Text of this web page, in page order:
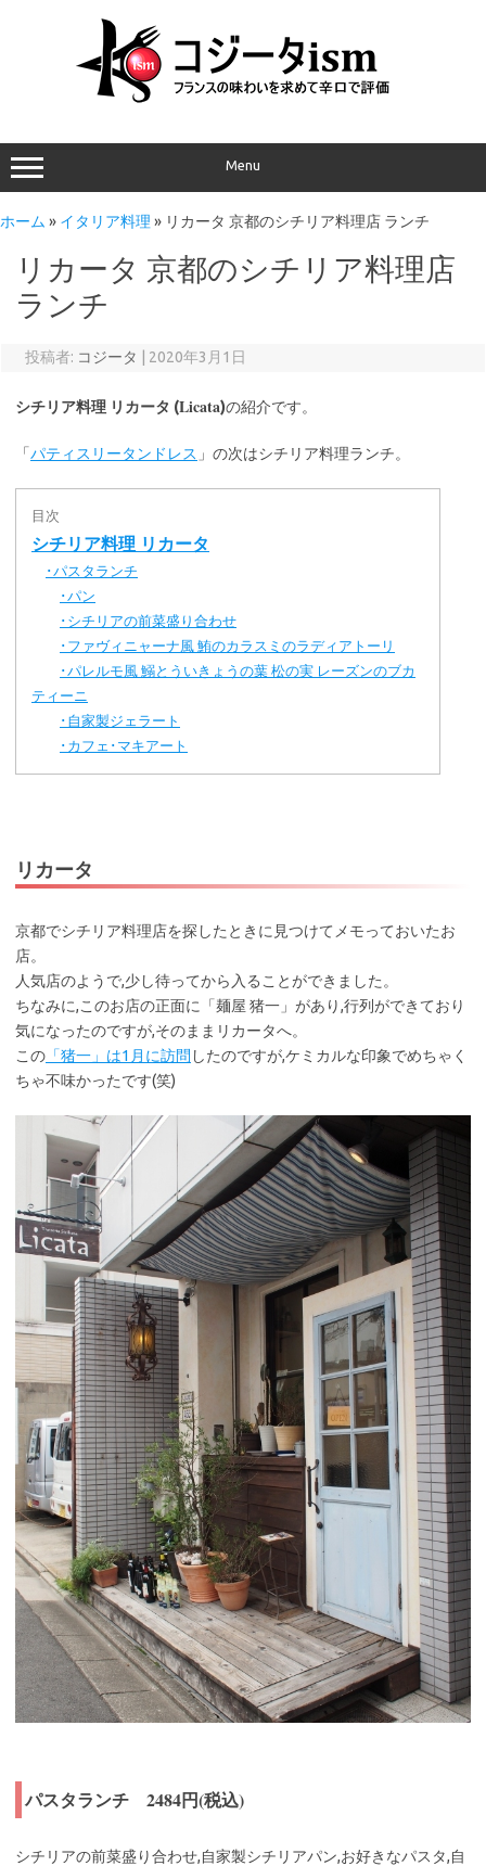
Menu
ホーム » イタリア料理 » リカータ 京都のシチリア料理店 ランチ
リカータ 京都のシチリア料理店
ランチ
投稿者: コジータ 2020年3月1日
シチリア料理 リカータ (Licata)の紹介です。
「パティスリータンドレス 」の次はシチリア料理ランチ。
目次
シチリア料理 リカータ
･パスタランチ
･パン
･ シチリアの前菜盛り合わせ
･ ファヴィニャーナ風 鮪のカラスミのラディアトーリ
･パレルモ風 鰯とういきょうの葉 松の実 レーズンのブカ
ティーニ
･ 自家製ジェラート
･ カフェ･マキアート
リカータ
京都でシチリア料理店を探したときに見つけてメモっておいたお
店。
人気店のようで,少し待ってから入ることができました。
ちなみに,このお店の正面に「麺屋 猪一」があり,行列ができており
気になったのですが,そのままリカータへ。
この 「猪一」は1月に訪問 したのですが,ケミカルな印象でめちゃく
ちゃ不味かったです(笑)
パスタランチ 2484円(税込)
シチリアの前菜盛り合わせ,自家製シチリアパン,お好きなパスタ,自